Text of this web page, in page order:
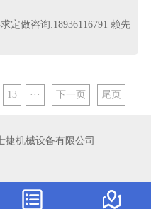
定做咨询:18936116791 赖先
13 ··· 下一页 尾页
捷机械设备有限公司